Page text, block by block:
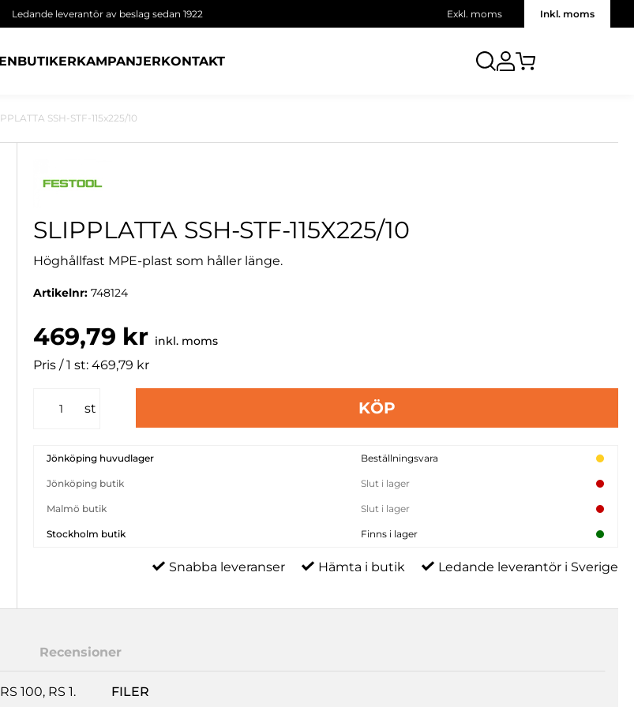
Ledande leverantör av beslag sedan 1922 Exkl. moms Inkl. moms
BUTIKERKAMPANJERKONTAKT
SSH-STF-115x225/10
SLIPPLATTA SSH-STF-115X225/10
Höghållfast MPE-plast som håller länge.
Artikelnr:748124
469,79 kr inkl. moms
Pris / 1 st: 469,79 kr
st KÖP
Jönköping huvudlager Beställningsvara
Jönköping butik Slut i lager
Malmö butik Slut i lager
Stockholm butik Finns i lager
Snabba leveranser Hämta i butik Ledande leverantör i Sverige
Recensioner
100, RS 1.
FILER